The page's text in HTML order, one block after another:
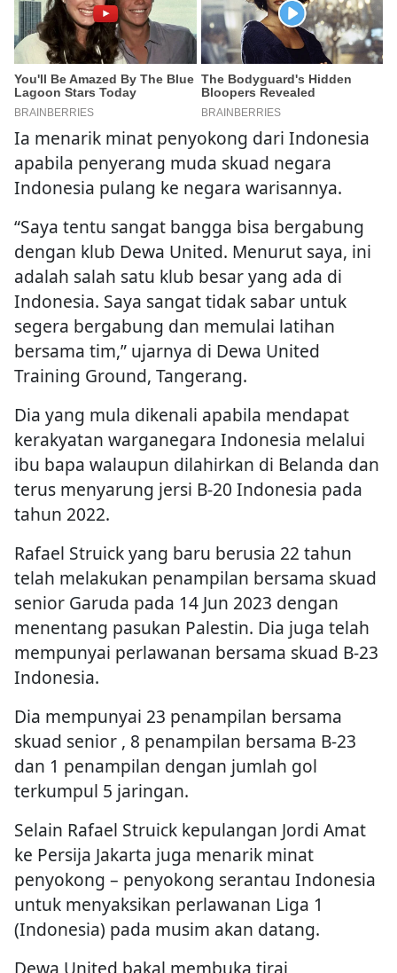
Ia menarik minat penyokong dari Indonesia
apabila penyerang muda skuad negara
Indonesia pulang ke negara warisannya.
“Saya tentu sangat bangga bisa bergabung
dengan klub Dewa United. Menurut saya, ini
adalah salah satu klub besar yang ada di
Indonesia. Saya sangat tidak sabar untuk
segera bergabung dan memulai latihan
bersama tim,” ujarnya di Dewa United
Training Ground, Tangerang.
Dia yang mula dikenali apabila mendapat
kerakyatan warganegara Indonesia melalui
ibu bapa walaupun dilahirkan di Belanda dan
terus menyarung jersi B-20 Indonesia pada
tahun 2022.
Rafael Struick yang baru berusia 22 tahun
telah melakukan penampilan bersama skuad
senior Garuda pada 14 Jun 2023 dengan
menentang pasukan Palestin. Dia juga telah
mempunyai perlawanan bersama skuad B-23
Indonesia.
Dia mempunyai 23 penampilan bersama
skuad senior , 8 penampilan bersama B-23
dan 1 penampilan dengan jumlah gol
terkumpul 5 jaringan.
Selain Rafael Struick kepulangan Jordi Amat
ke Persija Jakarta juga menarik minat
penyokong – penyokong serantau Indonesia
untuk menyaksikan perlawanan Liga 1
(Indonesia) pada musim akan datang.